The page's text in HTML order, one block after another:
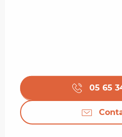
05 65